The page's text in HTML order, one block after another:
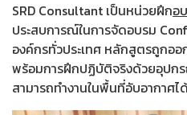
SRD Consultant เป็นหน่วยฝึกอ
ประสบการณ์ในการจัดอบรม
องค์กรทั่วประเทศ หลักสูตรถูกอ
พร้อมการฝึกปฏิบัติจริงด้วยอุปก
สามารถทำงานในพื้นที่อับอากาศ